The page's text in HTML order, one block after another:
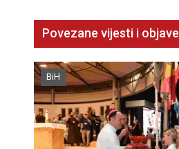
Povezane vijesti i objave
BiH